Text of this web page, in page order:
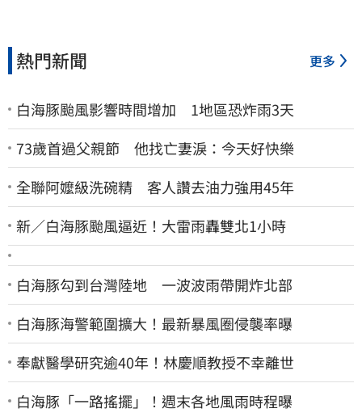
熱門新聞 更多
白海豚颱風影響時間增加 1地區恐炸雨3天
73歲首過父親節 他找亡妻淚：今天好快樂
全聯阿嬤級洗碗精 客人讚去油力強用45年
新／白海豚颱風逼近！大雷雨轟雙北1小時
白海豚勾到台灣陸地 一波波雨帶開炸北部
白海豚海警範圍擴大！最新暴風圈侵襲率曝
奉獻醫學研究逾40年！林慶順教授不幸離世
白海豚「一路搖擺」！週末各地風雨時程曝